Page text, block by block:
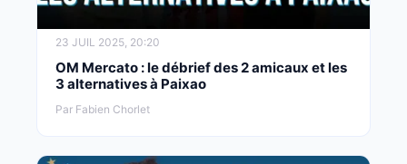
23 JUIL 2025, 20:20
OM Mercato : le débrief des 2 amicaux et les
3 alternatives à Paixao
Par Fabien Chorlet